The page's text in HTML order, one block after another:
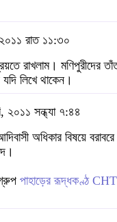
রাত ১১:৩০
রাখলাম। মণিপুরীদের
লিখে থাকেন।
২০১১ সন্ধ্যা ৭:৪৪
অধিকার বিষয়ে
পাহাড়ের রূদ্ধকণ্ঠ